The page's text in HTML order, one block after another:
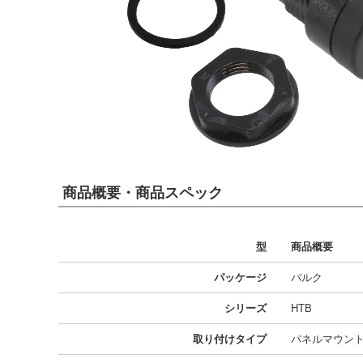
商品概要・商品スペック
型 商品概要
パッケージ バルク
シリーズ HTB
取り付けタイプ パネルマウン